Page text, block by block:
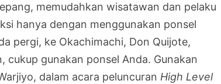
memudahkan wisatawan dan pelaku
hanya dengan menggunakan ponsel
pergi, ke Okachimachi, Don Quijote,
cukup gunakan ponsel Anda. Gunakan
dalam acara peluncuran High Level